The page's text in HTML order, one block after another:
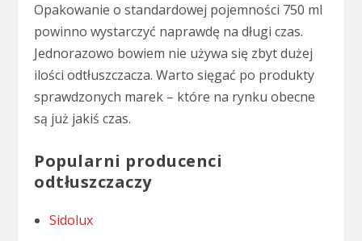
Opakowanie o standardowej pojemności 750 ml
powinno wystarczyć naprawdę na długi czas.
Jednorazowo bowiem nie używa się zbyt dużej
ilości odtłuszczacza. Warto sięgać po produkty
sprawdzonych marek – które na rynku obecne
są już jakiś czas.
Popularni producenci
odtłuszczaczy
Sidolux